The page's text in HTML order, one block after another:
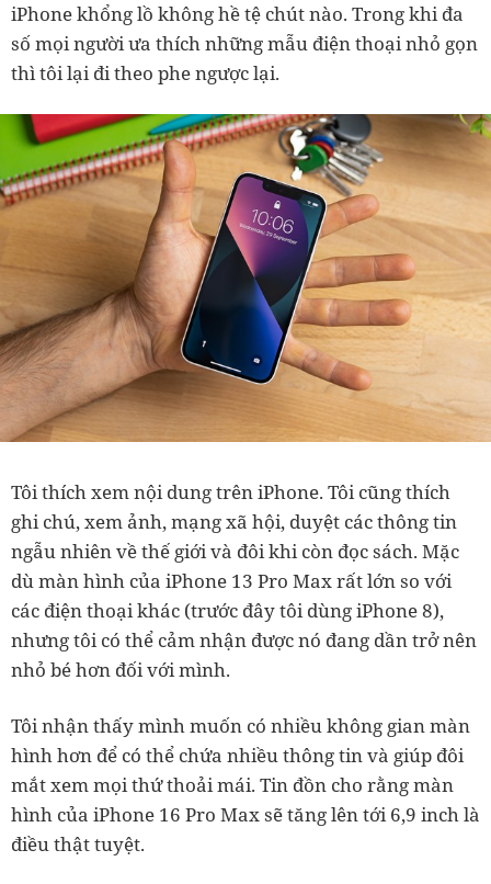
iPhone khổng lồ không hề tệ chút nào. Trong khi đa
số mọi người ưa thích những mẫu điện thoại nhỏ gọn
thì tôi lại đi theo phe ngược lại.
Tôi thích xem nội dung trên iPhone. Tôi cũng thích
ghi chú, xem ảnh, mạng xã hội, duyệt các thông tin
ngẫu nhiên về thế giới và đôi khi còn đọc sách. Mặc
dù màn hình của iPhone 13 Pro Max rất lớn so với
các điện thoại khác (trước đây tôi dùng iPhone 8),
nhưng tôi có thể cảm nhận được nó đang dần trở nên
nhỏ bé hơn đối với mình.
Tôi nhận thấy mình muốn có nhiều không gian màn
hình hơn để có thể chứa nhiều thông tin và giúp đôi
mắt xem mọi thứ thoải mái. Tin đồn cho rằng màn
hình của iPhone 16 Pro Max sẽ tăng lên tới 6,9 inch là
điều thật tuyệt.